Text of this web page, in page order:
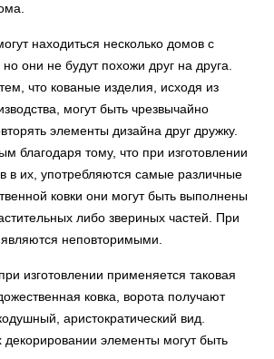
находиться несколько домов с
они не будут похожи друг на друга.
что кованые изделия, исходя из
могут быть чрезвычайно
элементы дизайна друг дружку.
благодаря тому, что при изготовлении
в их, употребляются самые различные
ковки они могут быть выполнены
либо звериных частей. При
неповторимыми.
изготовлении применяется таковая
ковка, ворота получают
аристократический вид.
элементы могут быть